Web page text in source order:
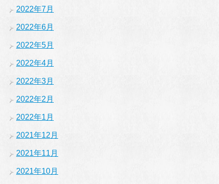
2022年7月
2022年6月
2022年5月
2022年4月
2022年3月
2022年2月
2022年1月
2021年12月
2021年11月
2021年10月